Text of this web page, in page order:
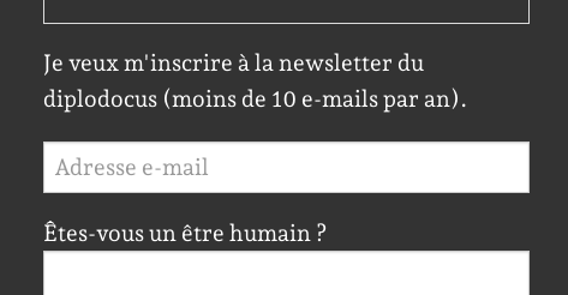
Je veux m'inscrire à la newsletter du
diplodocus (moins de 10 e-mails par an).
Êtes-vous un être humain ?